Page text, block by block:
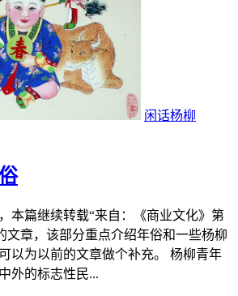
闲话杨柳
本篇继续转载“来自：《商业文化》第
文章，该部分重点介绍年俗和一些杨柳
以为以前的文章做个补充。 杨柳青年
外的标志性民...